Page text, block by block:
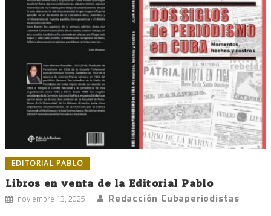
EDITORIAL PABLO
Libros en venta de la Editorial Pablo
noviembre 13, 2025 Redacción Cubaperiodistas